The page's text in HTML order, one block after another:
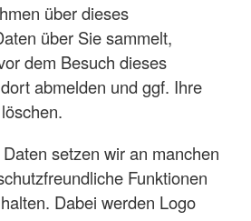
über dieses
über Sie sammelt,
dem Besuch dieses
abmelden und ggf. Ihre
setzen wir an manchen
Funktionen
Dabei werden Logo